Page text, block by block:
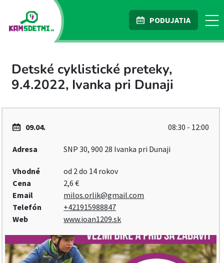
PODUJATIA
Detské cyklistické preteky,
9.4.2022, Ivanka pri Dunaji
09.04. 08:30 - 12:00
Adresa SNP 30, 900 28 Ivanka pri Dunaji
Vhodné
od 2 do 14 rokov
Cena
2,6 €
Email
milos.orlik@gmail.com
Telefón
+421915988847
Web
www.ioan1209.sk